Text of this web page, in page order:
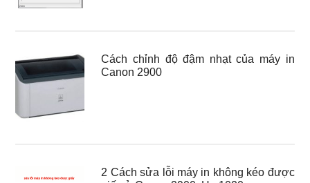
Cách chỉnh độ đậm nhạt của máy in
Canon 2900
2 Cách sửa lỗi máy in không kéo được